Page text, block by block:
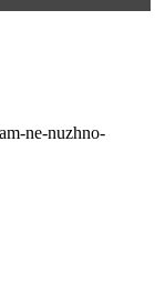
ne-nuzhno-